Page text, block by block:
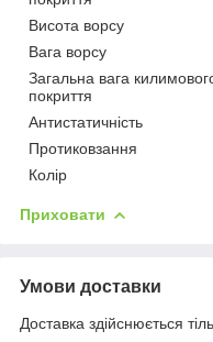
Висота ворсу
Вага ворсу
Загальна вага
покриття
Антистатичність
Протиковзання
Колір
Приховати
Умови доставки
Доставка здійснюється